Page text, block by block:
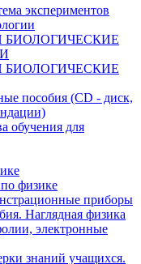
экспериментов
пособия (CD - диск,
обучения для
физике
приборы
Наглядная физика
электронные
знаний учащихся.